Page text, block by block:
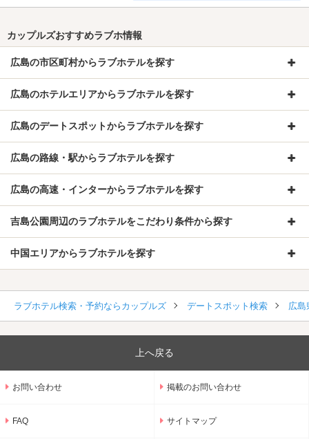
カップルズおすすめラブホ情報
広島の市区町村からラブホテルを探す
広島のホテルエリアからラブホテルを探す
広島のデートスポットからラブホテルを探す
広島の路線・駅からラブホテルを探す
広島の高速・インターからラブホテルを探す
吉島公園周辺のラブホテルをこだわり条件から探す
中国エリアからラブホテルを探す
ラブホテル検索・予約ならカップルズ デートスポット検索 広島
上へ戻る
お問い合わせ 掲載のお問い合わせ
FAQ サイトマップ